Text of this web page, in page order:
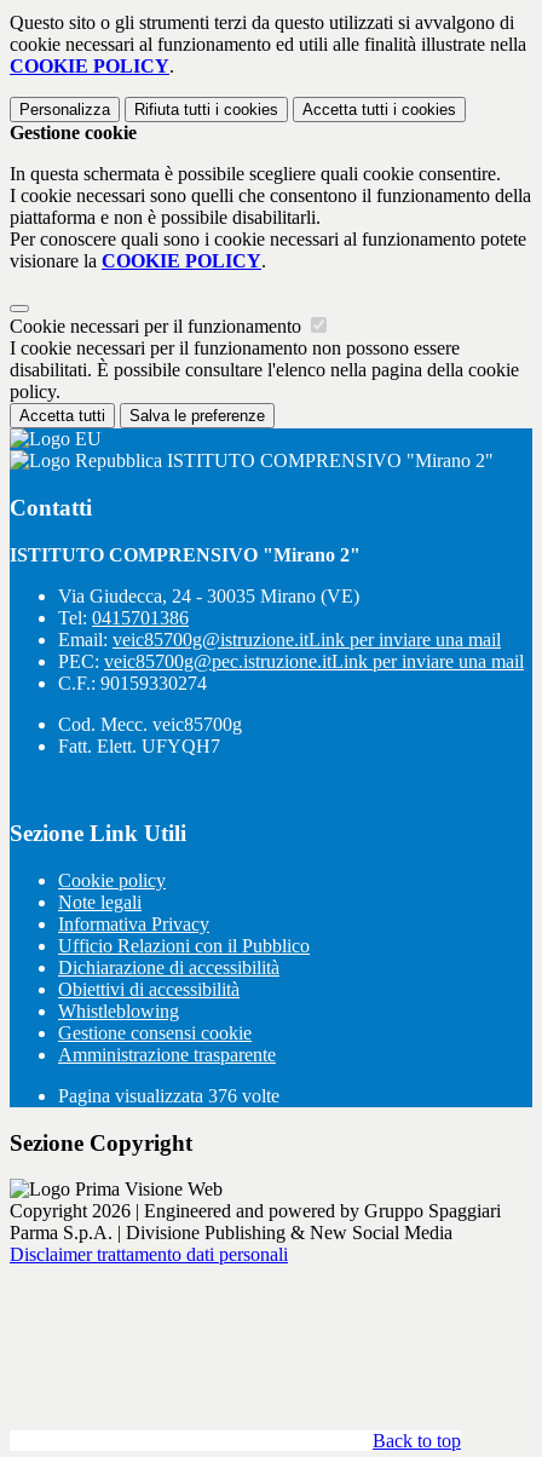
Questo sito o gli strumenti terzi da questo utilizzati si avvalgono di
cookie necessari al funzionamento ed utili alle finalità illustrate nella
COOKIE POLICY.
Personalizza Rifiuta tutti i cookies Accetta tutti i cookies
Gestione cookie
In questa schermata è possibile scegliere quali cookie consentire.
I cookie necessari sono quelli che consentono il funzionamento della
piattaforma e non è possibile disabilitarli.
Per conoscere quali sono i cookie necessari al funzionamento potete
visionare la COOKIE POLICY.
Cookie necessari per il funzionamento
I cookie necessari per il funzionamento non possono essere
disabilitati. È possibile consultare l'elenco nella pagina della cookie
policy.
Accetta tutti Salva le preferenze
ISTITUTO COMPRENSIVO "Mirano 2"
Contatti
ISTITUTO COMPRENSIVO "Mirano 2"
Via Giudecca, 24 - 30035 Mirano (VE)
Tel: 0415701386
Email: veic85700g@istruzione.itLink per inviare una mail
PEC: veic85700g@pec.istruzione.itLink per inviare una mail
C.F.: 90159330274
Cod. Mecc. veic85700g
Fatt. Elett. UFYQH7
Sezione Link Utili
Cookie policy
Note legali
Informativa Privacy
Ufficio Relazioni con il Pubblico
Dichiarazione di accessibilità
Obiettivi di accessibilità
Whistleblowing
Gestione consensi cookie
Amministrazione trasparente
Pagina visualizzata 376 volte
Sezione Copyright
Copyright 2026 | Engineered and powered by Gruppo Spaggiari
Parma S.p.A. | Divisione Publishing & New Social Media
Disclaimer trattamento dati personali
Back to top